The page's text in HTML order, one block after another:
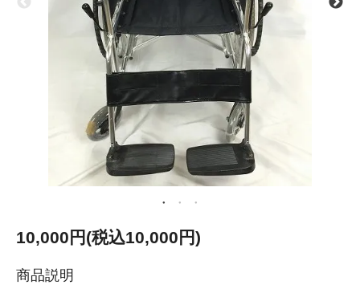
10,000円(税込10,000円)
商品説明